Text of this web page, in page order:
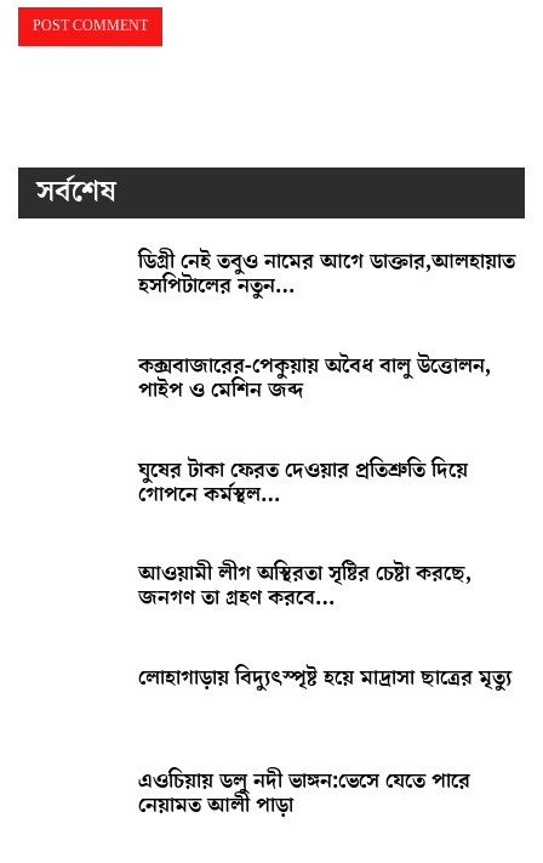
সর্বশেষ
ডিগ্রী নেই তবুও নামের আগে ডাক্তার,আলহায়াত
হসপিটালের নতুন…
কক্সবাজারের-পেকুয়ায় অবৈধ বালু উত্তোলন,
পাইপ ও মেশিন জব্দ
ঘুষের টাকা ফেরত দেওয়ার প্রতিশ্রুতি দিয়ে
গোপনে কর্মস্থল…
আওয়ামী লীগ অস্থিরতা সৃষ্টির চেষ্টা করছে,
জনগণ তা গ্রহণ করবে…
লোহাগাড়ায় বিদ্যুৎস্পৃষ্ট হয়ে মাদ্রাসা ছাত্রের মৃত্যু
এওচিয়ায় ডলু নদী ভাঙ্গন:ভেসে যেতে পারে
নেয়ামত আলী পাড়া